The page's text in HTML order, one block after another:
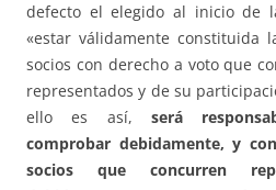
defecto el elegido al inicio de
«estar válidamente constituida
socios con derecho a voto que
representados y de su
ello es así, será
comprobar debidamente, y
socios que concurren